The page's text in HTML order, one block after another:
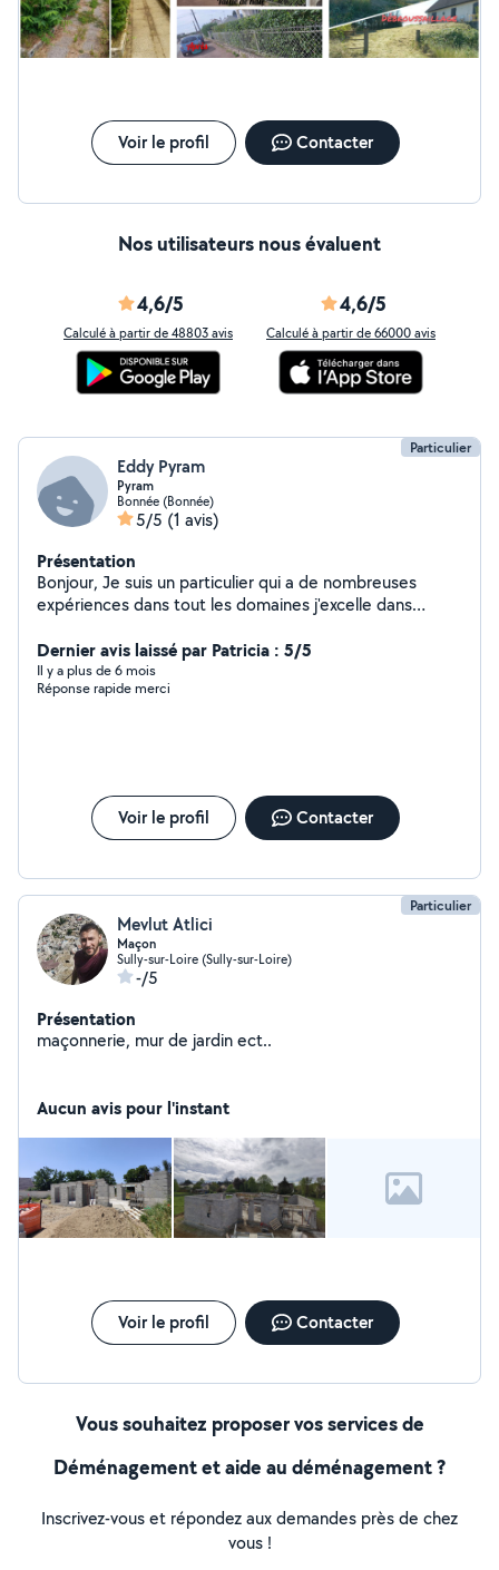
Voir le profil Contacter
Nos utilisateurs nous évaluent
4,6/5
Calculé à partir de 48803 avis
4,6/5
Calculé à partir de 66000 avis
Particulier
Eddy Pyram
Pyram
Bonnée (Bonnée)
5/5 (1 avis)
Présentation
Bonjour, Je suis un particulier qui a de nombreuses
expériences dans tout les domaines j'excelle dans
domestiques monter ou démonter des meubles etc Je
reste disponible pour tout besoin
Dernier avis laissé par Patricia : 5/5
Il y a plus de 6 mois
Réponse rapide merci
Voir le profil Contacter
Particulier
Mevlut Atlici
Maçon
Sully-sur-Loire (Sully-sur-Loire)
-/5
Présentation
maçonnerie, mur de jardin ect..
Aucun avis pour l'instant
Voir le profil Contacter
Vous souhaitez proposer vos services de
Déménagement et aide au déménagement ?
Inscrivez-vous et répondez aux demandes près de chez
vous !